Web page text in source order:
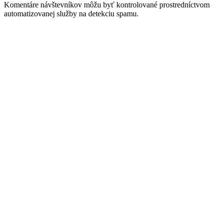
Komentáre návštevníkov môžu byť kontrolované prostredníctvom
automatizovanej služby na detekciu spamu.